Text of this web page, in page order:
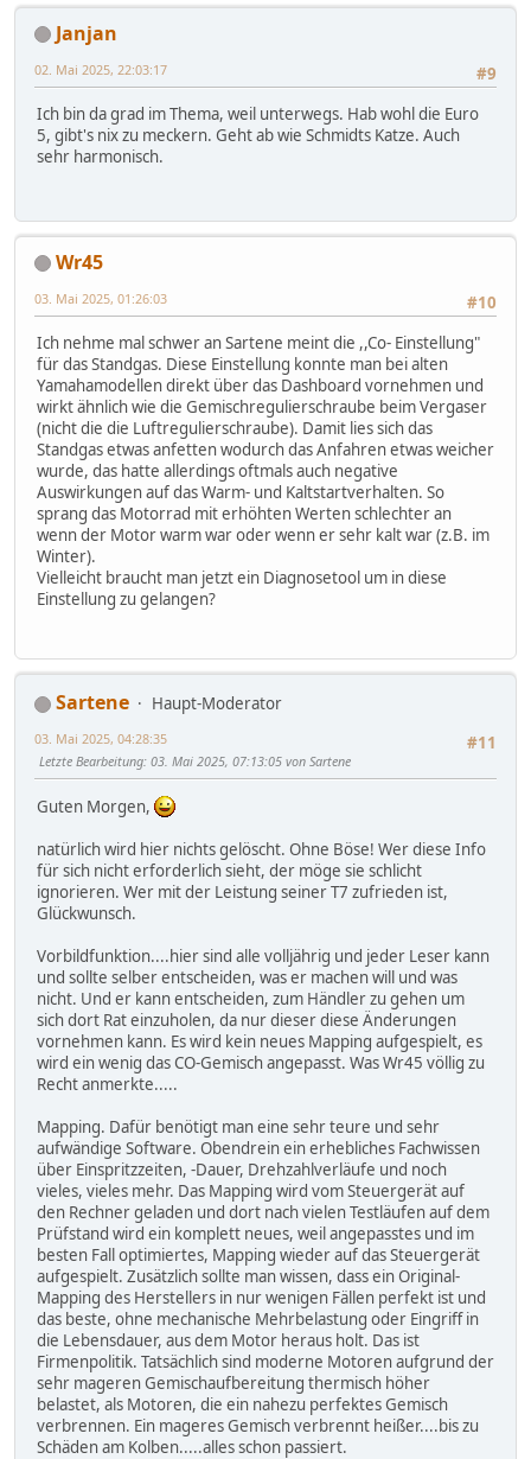
Janjan
#9
02. Mai 2025, 22:03:17
Ich bin da grad im Thema, weil unterwegs. Hab wohl die Euro
5, gibt's nix zu meckern. Geht ab wie Schmidts Katze. Auch
sehr harmonisch.
Wr45
#10
03. Mai 2025, 01:26:03
Ich nehme mal schwer an Sartene meint die ,,Co- Einstellung"
für das Standgas. Diese Einstellung konnte man bei alten
Yamahamodellen direkt über das Dashboard vornehmen und
wirkt ähnlich wie die Gemischregulierschraube beim Vergaser
(nicht die die Luftregulierschraube). Damit lies sich das
Standgas etwas anfetten wodurch das Anfahren etwas weicher
wurde, das hatte allerdings oftmals auch negative
Auswirkungen auf das Warm- und Kaltstartverhalten. So
sprang das Motorrad mit erhöhten Werten schlechter an
wenn der Motor warm war oder wenn er sehr kalt war (z.B. im
Winter).
Vielleicht braucht man jetzt ein Diagnosetool um in diese
Einstellung zu gelangen?
Sartene
Haupt-Moderator
#11
03. Mai 2025, 04:28:35
Letzte Bearbeitung: 03. Mai 2025, 07:13:05 von Sartene
Guten Morgen,
natürlich wird hier nichts gelöscht. Ohne Böse! Wer diese Info
für sich nicht erforderlich sieht, der möge sie schlicht
ignorieren. Wer mit der Leistung seiner T7 zufrieden ist,
Glückwunsch.
Vorbildfunktion....hier sind alle volljährig und jeder Leser kann
und sollte selber entscheiden, was er machen will und was
nicht. Und er kann entscheiden, zum Händler zu gehen um
sich dort Rat einzuholen, da nur dieser diese Änderungen
vornehmen kann. Es wird kein neues Mapping aufgespielt, es
wird ein wenig das CO-Gemisch angepasst. Was Wr45 völlig zu
Recht anmerkte.....
Mapping. Dafür benötigt man eine sehr teure und sehr
aufwändige Software. Obendrein ein erhebliches Fachwissen
über Einspritzzeiten, -Dauer, Drehzahlverläufe und noch
vieles, vieles mehr. Das Mapping wird vom Steuergerät auf
den Rechner geladen und dort nach vielen Testläufen auf dem
Prüfstand wird ein komplett neues, weil angepasstes und im
besten Fall optimiertes, Mapping wieder auf das Steuergerät
aufgespielt. Zusätzlich sollte man wissen, dass ein Original-
Mapping des Herstellers in nur wenigen Fällen perfekt ist und
das beste, ohne mechanische Mehrbelastung oder Eingriff in
die Lebensdauer, aus dem Motor heraus holt. Das ist
Firmenpolitik. Tatsächlich sind moderne Motoren aufgrund der
sehr mageren Gemischaufbereitung thermisch höher
belastet, als Motoren, die ein nahezu perfektes Gemisch
verbrennen. Ein mageres Gemisch verbrennt heißer....bis zu
Schäden am Kolben.....alles schon passiert.